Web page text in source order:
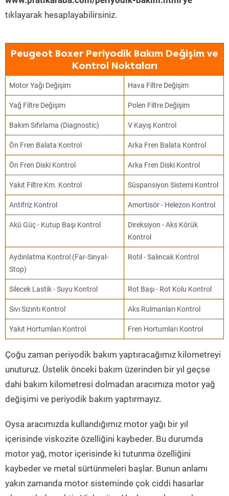
tıklayarak hesaplayabilirsiniz.
Peugeot Boxer Periyodik Bakım Değişim ve
Kontrol Noktaları
Motor Yağı Değişim Hava Filtre Değişim
Yağ Filtre Değişim Polen Filtre Değişim
Bakım Sıfırlama (Diagnostic) V Kayış Kontrol
Ön Fren Balata Kontrol Arka Fren Balata Kontrol
Ön Fren Diski Kontrol Arka Fren Diski Kontrol
Yakıt Filtre Km. Kontrol Süspansiyon Sistemi Kontrol
Antifriz Kontrol Amortisör - Helezon Kontrol
Akü Güç - Kutup Başı Kontrol
Direksiyon - Aks Körük
Kontrol
Aydınlatma Kontrol (Far-Sinyal-
Stop)
Rotil - Salıncak Kontrol
Silecek Lastik - Suyu Kontrol Rot Başı - Rot Kolu Kontrol
Sıvı Sızıntı Kontrol Aks Rulmanları Kontrol
Yakıt Hortumları Kontrol Fren Hortumları Kontrol
Çoğu zaman periyodik bakım yaptıracağımız kilometreyi
unuturuz. Üstelik önceki bakım üzerinden bir yıl geçse
dahi bakım kilometresi dolmadan aracımıza motor yağ
değişimi ve periyodik bakım yaptırmayız.
Oysa aracımızda kullandığımız motor yağı bir yıl
içerisinde viskozite özelliğini kaybeder. Bu durumda
motor yağ, motor içerisinde ki tutunma özelliğini
kaybeder ve metal sürtünmeleri başlar. Bunun anlamı
yakın zamanda motor sisteminde çok ciddi hasarlar